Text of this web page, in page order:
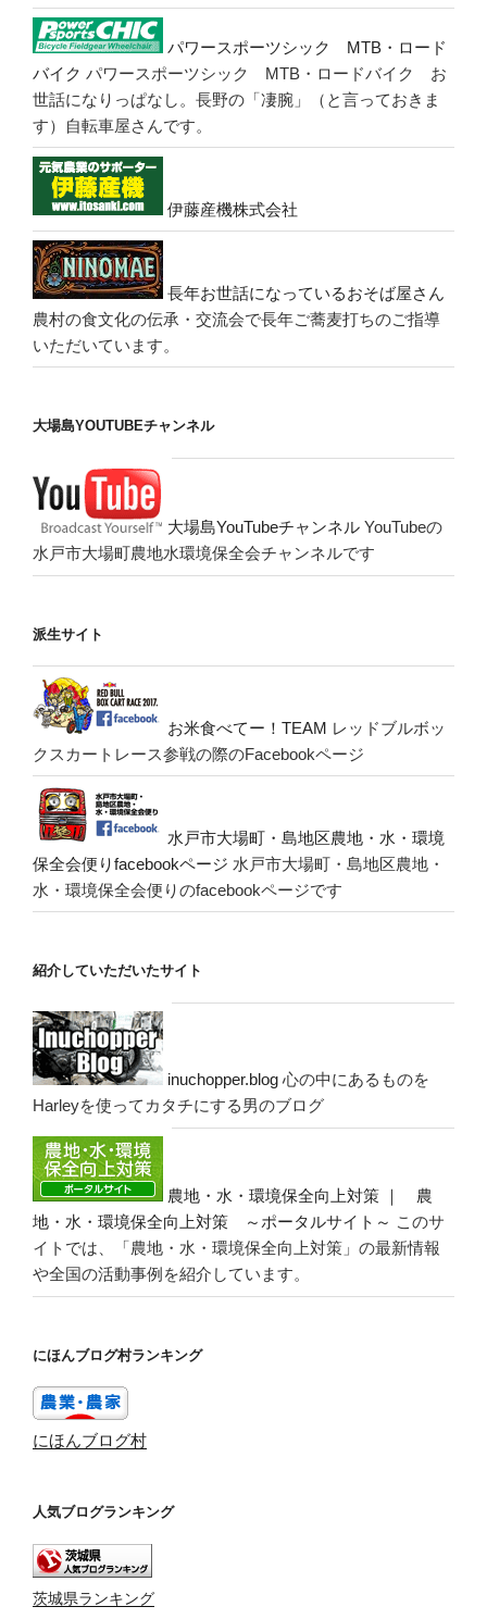
パワースポーツシック MTB・ロード
バイク パワースポーツシック MTB・ロードバイク お
世話になりっぱなし。長野の「凄腕」（と言っておきま
す）自転車屋さんです。
伊藤産機株式会社
長年お世話になっているおそば屋さん
農村の食文化の伝承・交流会で長年ご蕎麦打ちのご指導
いただいています。
大場島YOUTUBEチャンネル
大場島YouTubeチャンネル YouTubeの
水戸市大場町農地水環境保全会チャンネルです
派生サイト
お米食べてー！TEAM レッドブルボッ
クスカートレース参戦の際のFacebookページ
水戸市大場町・島地区農地・水・環境
保全会便りfacebookページ 水戸市大場町・島地区農地・
水・環境保全会便りのfacebookページです
紹介していただいたサイト
inuchopper.blog 心の中にあるものを
Harleyを使ってカタチにする男のブログ
農地・水・環境保全向上対策 ｜ 農
地・水・環境保全向上対策 ～ポータルサイト～ このサ
イトでは、「農地・水・環境保全向上対策」の最新情報
や全国の活動事例を紹介しています。
にほんブログ村ランキング
にほんブログ村
人気ブログランキング
茨城県ランキング